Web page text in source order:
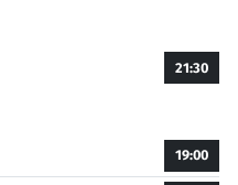
21:30
19:00